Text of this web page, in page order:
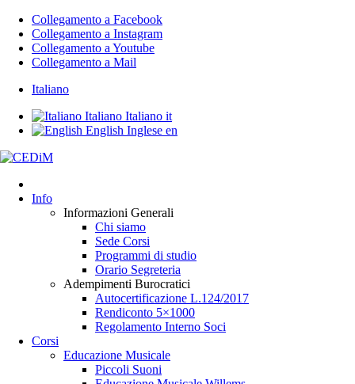
Collegamento a Facebook
Collegamento a Instagram
Collegamento a Youtube
Collegamento a Mail
Italiano
Italiano Italiano it
English Inglese en
Info
Informazioni Generali
Chi siamo
Sede Corsi
Programmi di studio
Orario Segreteria
Adempimenti Burocratici
Autocertificazione L.124/2017
Rendiconto 5×1000
Regolamento Interno Soci
Corsi
Educazione Musicale
Piccoli Suoni